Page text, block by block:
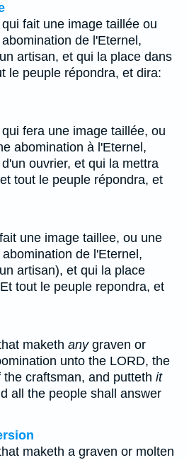
fait une image taillée ou
de l'Eternel,
artisan, et qui la place dans
le peuple répondra, et dira:
fera une image taillée, ou
abomination à l'Eternel,
ouvrier, et qui la mettra
tout le peuple répondra, et
une image taillee, ou une
de l'Eternel,
artisan), et qui la place
tout le peuple repondra, et
maketh anygraven or
unto the LORD, the
craftsman, and putteth it
all the people shall answer
maketh a graven or molten